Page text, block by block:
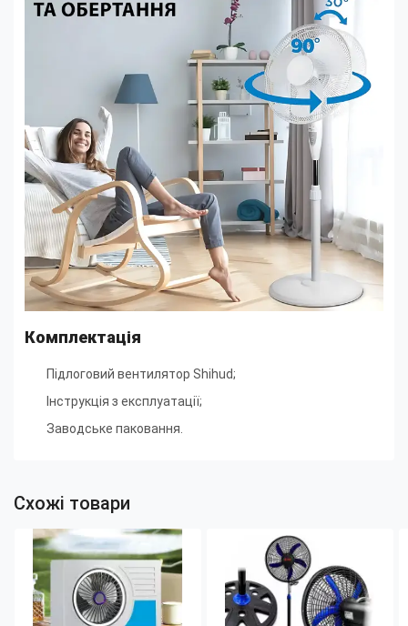
Комплектація
Підлоговий вентилятор Shihud;
Інструкція з експлуатації;
Заводське паковання.
Схожі товари